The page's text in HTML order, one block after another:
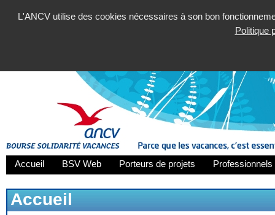
L'ANCV utilise des cookies nécessaires à son bon
Politique
Accueil BSV Web Porteurs de projets
Accueil